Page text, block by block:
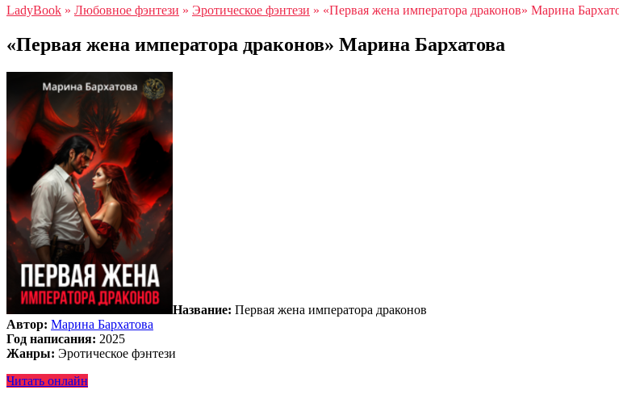
LadyBook » Любовное фэнтези » Эротическое фэнтези » «Первая жена императора драконов» Марина
«Первая жена императора драконов» Марина Бархатова
Название: Первая жена императора драконов
Автор: Марина Бархатова
Год написания: 2025
Жанры: Эротическое фэнтези
Читать онлайн